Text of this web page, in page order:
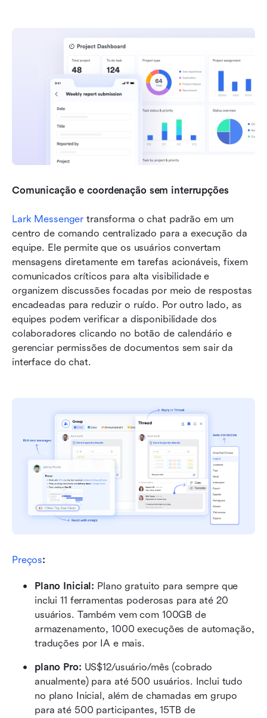
Comunicação e coordenação sem interrupções
Lark Messenger transforma o chat padrão em um
centro de comando centralizado para a execução da
equipe. Ele permite que os usuários convertam
mensagens diretamente em tarefas acionáveis, fixem
comunicados críticos para alta visibilidade e
organizem discussões focadas por meio de respostas
encadeadas para reduzir o ruído. Por outro lado, as
equipes podem verificar a disponibilidade dos
colaboradores clicando no botão de calendário e
gerenciar permissões de documentos sem sair da
interface do chat.
Preços:
Plano Inicial: Plano gratuito para sempre que
inclui 11 ferramentas poderosas para até 20
usuários. Também vem com 100GB de
armazenamento, 1000 execuções de automação,
traduções por IA e mais.
plano Pro: US$12/usuário/mês (cobrado
anualmente) para até 500 usuários. Inclui tudo
no plano Inicial, além de chamadas em grupo
para até 500 participantes, 15TB de